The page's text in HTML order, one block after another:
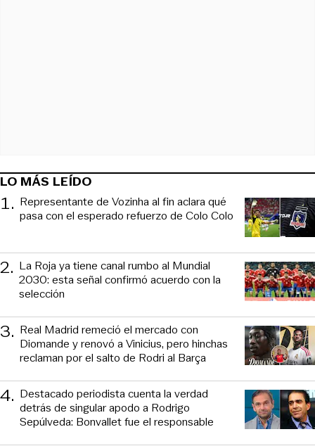
LO MÁS LEÍDO
1. Representante de Vozinha al fin aclara qué
pasa con el esperado refuerzo de Colo Colo
2. La Roja ya tiene canal rumbo al Mundial
2030: esta señal confirmó acuerdo con la
selección
3. Real Madrid remeció el mercado con
Diomande y renovó a Vinicius, pero hinchas
reclaman por el salto de Rodri al Barça
4. Destacado periodista cuenta la verdad
detrás de singular apodo a Rodrigo
Sepúlveda: Bonvallet fue el responsable